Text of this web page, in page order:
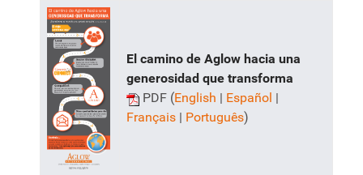
El camino de Aglow hacia una
generosidad que transforma
PDF (English | Español |
Français | Português)